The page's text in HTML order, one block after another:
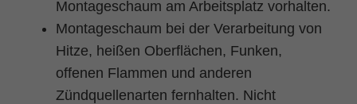
Montageschaum am Arbeitsplatz vorhalten.
Montageschaum bei der Verarbeitung von
Hitze, heißen Oberflächen, Funken,
offenen Flammen und anderen
Zündquellenarten fernhalten. Nicht